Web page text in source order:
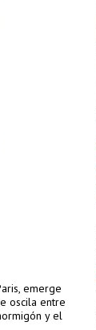
emerge
oscila entre
y el